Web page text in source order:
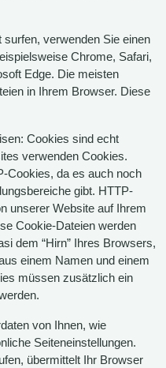
verwenden Sie einen
Chrome, Safari,
Edge. Die meisten
in Ihrem Browser. Diese
Cookies sind echt
verwenden Cookies.
Cookies, da es auch noch
gibt. HTTP-
unserer Website auf Ihrem
Cookie-Dateien werden
dem “Hirn” Ihres Browsers,
einem Namen und einem
müssen zusätzlich ein
von Ihnen, wie
Seiteneinstellungen.
übermittelt Ihr Browser